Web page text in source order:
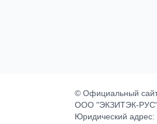
© Официальный
ООО "ЭКЗИТЭК-РУС",
Юридический